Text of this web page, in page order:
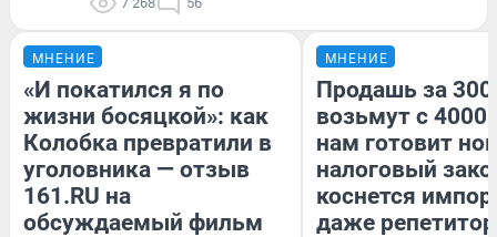
МНЕНИЕ
«И покатился я по
жизни босяцкой»: как
Колобка превратили в
уголовника — отзыв
161.RU на
обсуждаемый фильм
МНЕНИЕ
Продашь за
возьмут с
нам готовит
налоговый
коснется
даже